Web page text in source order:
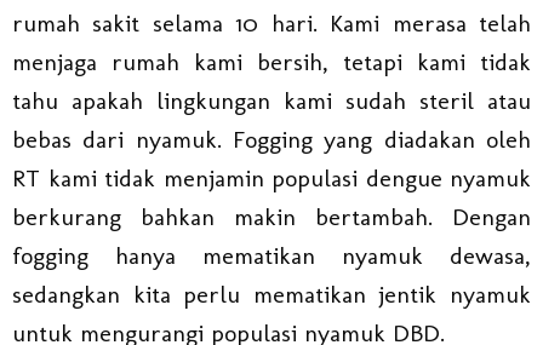
rumah sakit selama 10 hari. Kami merasa telah
menjaga rumah kami bersih, tetapi kami tidak
tahu apakah lingkungan kami sudah steril atau
bebas dari nyamuk. Fogging yang diadakan oleh
RT kami tidak menjamin populasi dengue nyamuk
berkurang bahkan makin bertambah. Dengan
fogging hanya mematikan nyamuk dewasa,
sedangkan kita perlu mematikan jentik nyamuk
untuk mengurangi populasi nyamuk DBD.